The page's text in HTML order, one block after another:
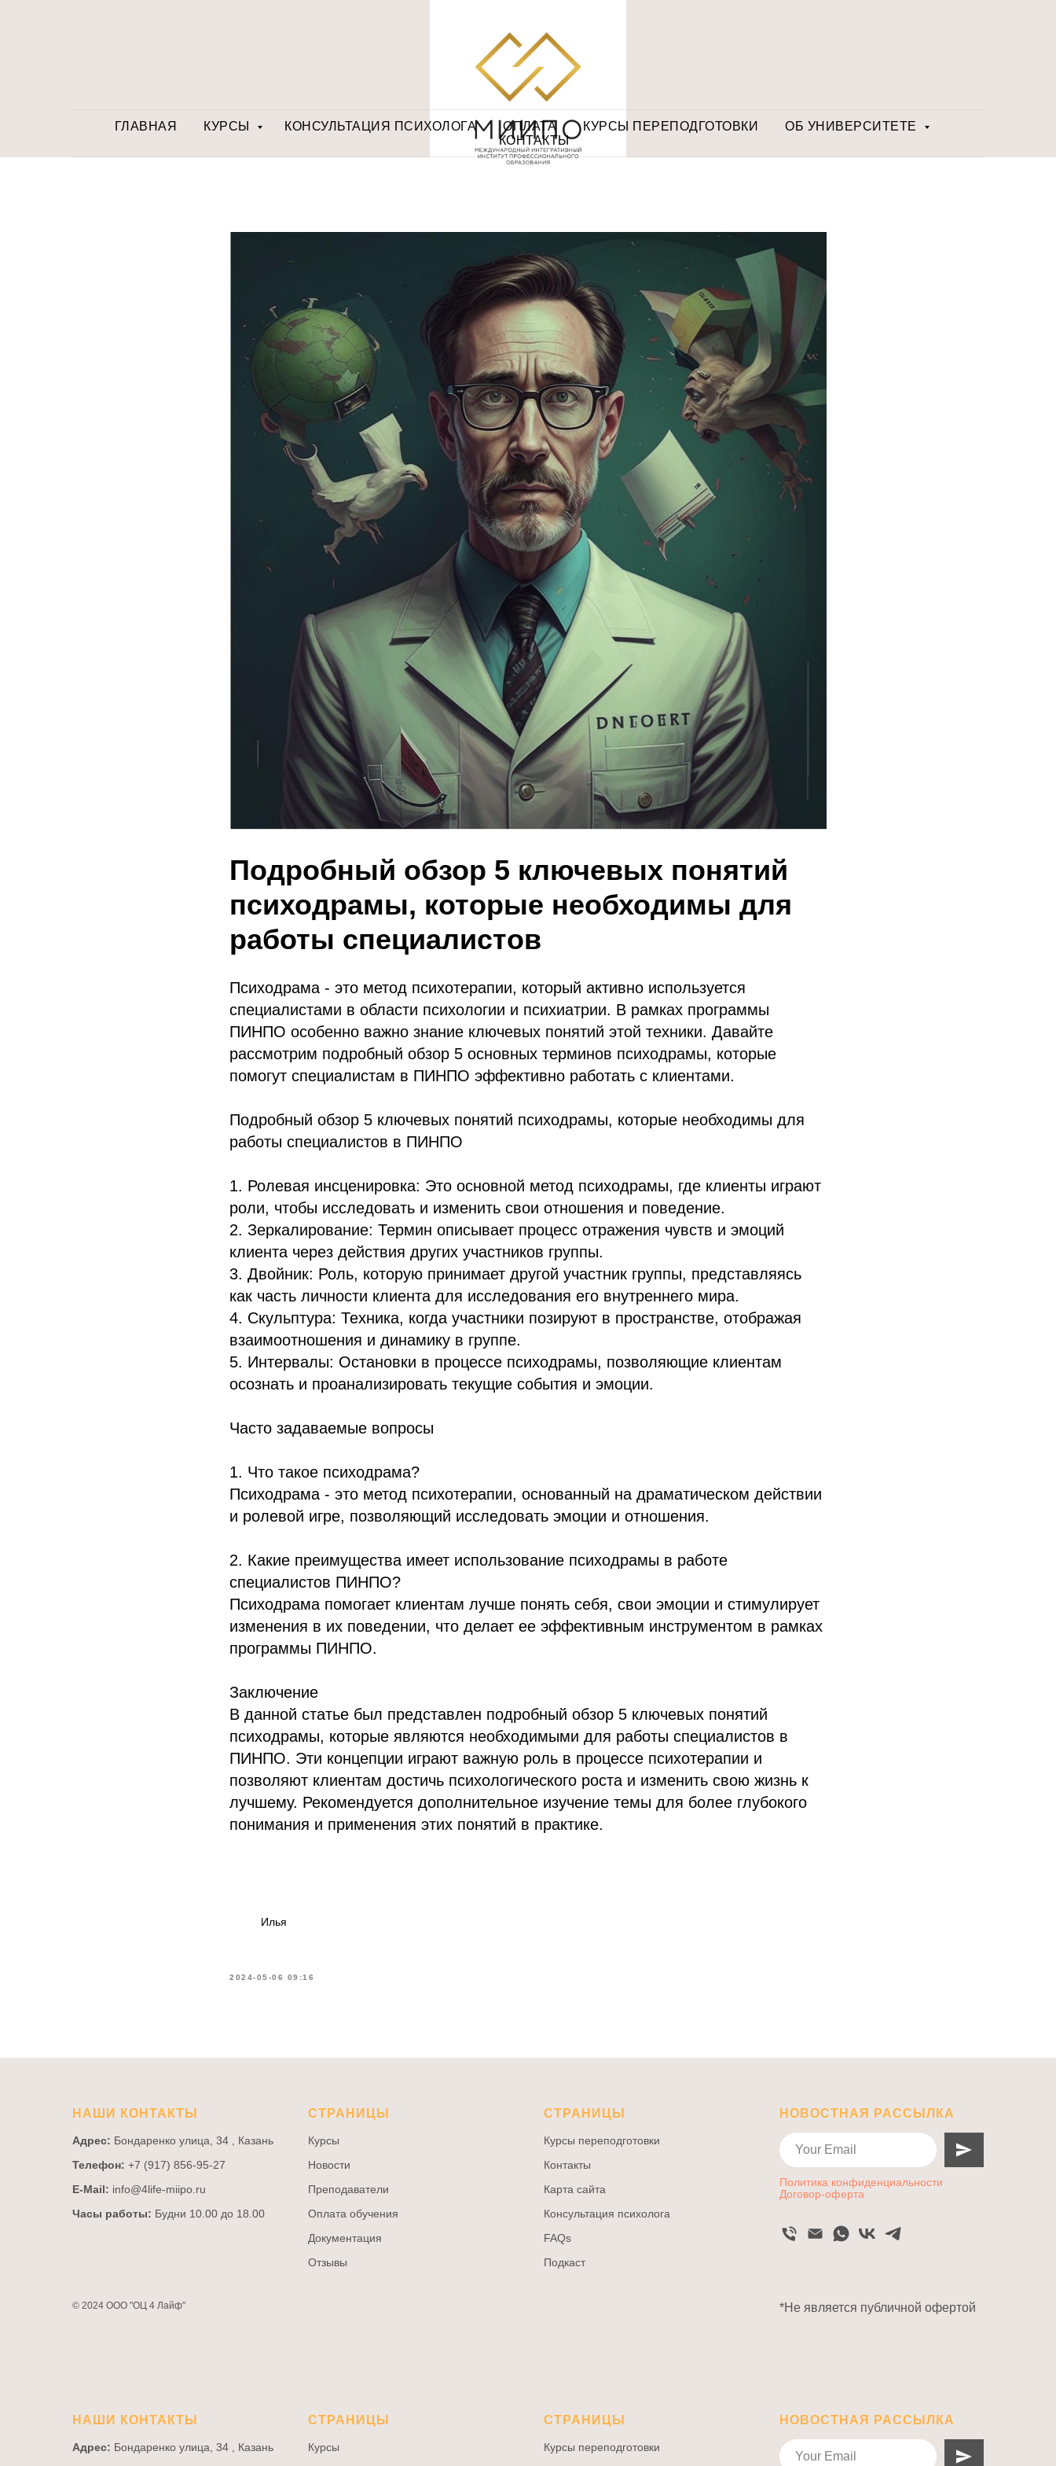
ГЛАВНАЯ КУРСЫ КОНСУЛЬТАЦИЯ ПСИХОЛОГА ОПЛАТА КУРСЫ ПЕРЕПОДГОТОВКИ
ОБ УНИВЕРСИТЕТЕ
КОНТАКТЫ
Подробный обзор 5 ключевых понятий
психодрамы, которые необходимы для
работы специалистов
Психодрама - это метод психотерапии, который активно используется
специалистами в области психологии и психиатрии. В рамках программы
ПИНПО особенно важно знание ключевых понятий этой техники. Давайте
рассмотрим подробный обзор 5 основных терминов психодрамы, которые
помогут специалистам в ПИНПО эффективно работать с клиентами.
Подробный обзор 5 ключевых понятий психодрамы, которые необходимы для
работы специалистов в ПИНПО
1. Ролевая инсценировка: Это основной метод психодрамы, где клиенты играют
роли, чтобы исследовать и изменить свои отношения и поведение.
2. Зеркалирование: Термин описывает процесс отражения чувств и эмоций
клиента через действия других участников группы.
3. Двойник: Роль, которую принимает другой участник группы, представляясь
как часть личности клиента для исследования его внутреннего мира.
4. Скульптура: Техника, когда участники позируют в пространстве, отображая
взаимоотношения и динамику в группе.
5. Интервалы: Остановки в процессе психодрамы, позволяющие клиентам
осознать и проанализировать текущие события и эмоции.
Часто задаваемые вопросы
1. Что такое психодрама?
Психодрама - это метод психотерапии, основанный на драматическом действии
и ролевой игре, позволяющий исследовать эмоции и отношения.
2. Какие преимущества имеет использование психодрамы в работе
специалистов ПИНПО?
Психодрама помогает клиентам лучше понять себя, свои эмоции и стимулирует
изменения в их поведении, что делает ее эффективным инструментом в рамках
программы ПИНПО.
Заключение
В данной статье был представлен подробный обзор 5 ключевых понятий
психодрамы, которые являются необходимыми для работы специалистов в
ПИНПО. Эти концепции играют важную роль в процессе психотерапии и
позволяют клиентам достичь психологического роста и изменить свою жизнь к
лучшему. Рекомендуется дополнительное изучение темы для более глубокого
понимания и применения этих понятий в практике.
Илья
2024-05-06 09:16
НАШИ КОНТАКТЫ
Адрес: Бондаренко улица, 34 , Казань
Телефон: +7 (917) 856-95-27
E-Mail: info@4life-miipo.ru
Часы работы: Будни 10.00 до 18.00
СТРАНИЦЫ
Курсы
Новости
Преподаватели
Оплата обучения
Документация
Отзывы
СТРАНИЦЫ
Курсы переподготовки
Контакты
Карта сайта
Консультация психолога
FAQs
Подкаст
НОВОСТНАЯ РАССЫЛКА
Политика конфиденциальности
Договор-оферта
© 2024 ООО "ОЦ 4 Лайф" *Не является публичной офертой
НАШИ КОНТАКТЫ
Адрес: Бондаренко улица, 34 , Казань
СТРАНИЦЫ
Курсы
СТРАНИЦЫ
Курсы переподготовки
НОВОСТНАЯ РАССЫЛКА